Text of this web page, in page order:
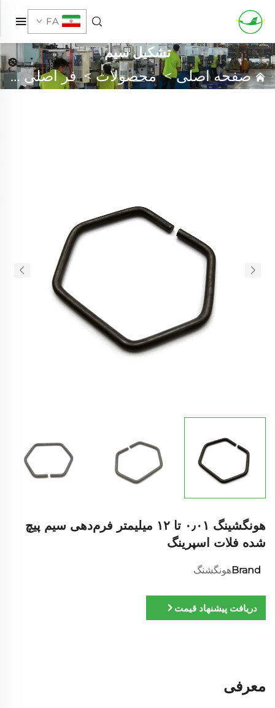
FA
تشکیل سیم
صفحه اصلی>محصولات>فر اصلی سفارشی
هونگشینگ ۰٫۰۱ تا ۱۲ میلیمتر فرم‌دهی سیم پیچ
شده فلات اسپرینگ
Brandهونگشنگ
دریافت پیشنهاد قیمت
معرفی